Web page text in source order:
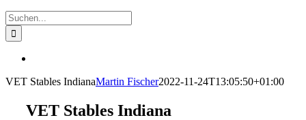
Suche
nach:
Image
VET Stables IndianaMartin Fischer2022-11-24T13:05:50+01:00
VET Stables Indiana